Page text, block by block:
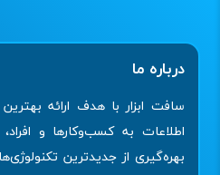
درباره ما
سافت ابزار با هدف ارائه
اطلاعات به کسب‌وکارها و
بهره‌گیری از جدیدترین